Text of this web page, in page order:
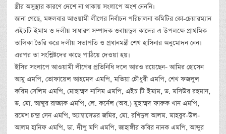
স্ত্রীর অসুস্থার কারণে দেশে না থাকায় সংলাপে অংশ নেননি।
জানা গেছে, মঙ্গলবার আওয়ামী লীগের নির্বাচন পরিচালনা কমিটির কো-চেয়ারম্যান
এইচটি ইমাম ও দলীয় সাধারণ সম্পাদক ওবায়দুল কাদের এ উপলক্ষে প্রাথমিক
তালিকা তৈরি করে দলীয় সভাপতি ও প্রধানমন্ত্রী শেখ হাসিনার অনুমোদন নেন।
এরপর তা সংশ্লিষ্টদের কাছে পাঠিয়ে দেওয়া হয়।
ইসির সংলাপে আওয়ামী লীগের প্রতিনিধি দলে আরও রয়েছেন- আমির হোসেন
আমু এমপি, তোফায়েল আহমেদ এমপি, মতিয়া চৌধুরী এমপি, শেখ ফজলুল
করিম সেলিম এমপি, মোহাম্মদ নাসিম এমপি, এইচ টি ইমাম, ড. মসিউর রহমান,
ড. মো. আব্দুর রাজ্জাক এমপি, লে. কর্নেল (অব.) মুহাম্মদ ফারুক খান এমপি,
রমেশ চন্দ্র সেন এমপি, অ্যাম্বাসেডর জমির, মো. রশিদুল আলম. মাহবুব-উল-
আলম হানিফ এমপি, ডা. দীপু মণি এমপি, জাহাঙ্গীর কবির নানক এমপি, আব্দুর